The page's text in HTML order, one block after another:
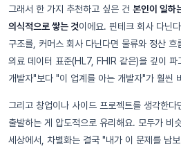
그래서 한 가지 추천하고 싶은 건 본인이 일하
의식적으로 쌓는 것이에요. 핀테크 회사 다닌
구조를, 커머스 회사 다닌다면 물류와 정산 흐
의료 데이터 표준(HL7, FHIR 같은)을 깊이
개발자"보다 "이 업계를 아는 개발자"가 훨씬
그리고 창업이나 사이드 프로젝트를 생각한
출발하는 게 압도적으로 유리해요. 모두가 비
세상에서, 차별화는 결국 "내가 이 문제를 남